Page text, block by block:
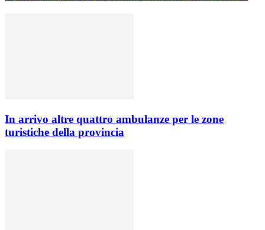
In arrivo altre quattro ambulanze per le zone
turistiche della provincia